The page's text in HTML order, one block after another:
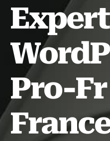
Pro-